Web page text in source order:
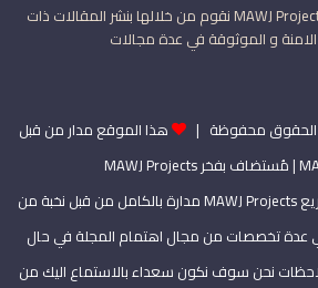
هي واحدة من مشاريع MAWJ Projects نقوم من خلالها بنشر المقالات ذات
و الموثوقة في عدة مجالات
هذا الموقع مدار من قبل
| مُستضاف بفخرMAWJ Projects
مجلة موج هي احدى مشاريع MAWJ Projects مدارة بالكامل من قبل نخبة من
عدة تخصصات من مجال اهتمام المجلة في حال
نحن سوف نكون سعداء بالاستماع اليك من